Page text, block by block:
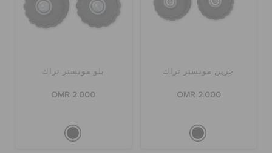
جرين مونستر تراك
OMR 2.000
بلو مونستر تراك
OMR 2.000